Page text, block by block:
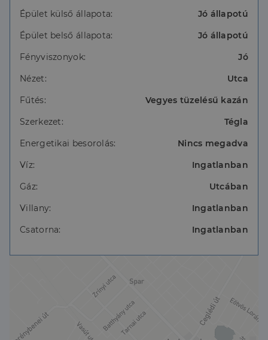
- Udvari tároló
- Biztonsági kamera
- Felújított villanyvezeték és csatorna
bizalommal elérhetőségeim egyikén!
Épület külső állapota:
Jó állapotú
Épület belső állapota:
Jó állapotú
Fényviszonyok:
Jó
Nézet:
Utca
Fűtés:
Vegyes tüzelésű kazán
Szerkezet:
Tégla
Energetikai besorolás:
Nincs megadva
Víz:
Ingatlanban
Gáz:
Utcában
Villany:
Ingatlanban
Csatorna:
Ingatlanban